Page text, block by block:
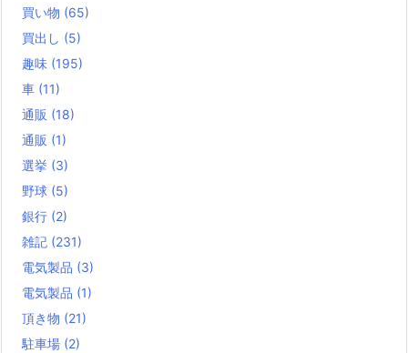
買い物 (65)
買出し (5)
趣味 (195)
車 (11)
通販 (18)
通販 (1)
選挙 (3)
野球 (5)
銀行 (2)
雑記 (231)
電気製品 (3)
電気製品 (1)
頂き物 (21)
駐車場 (2)